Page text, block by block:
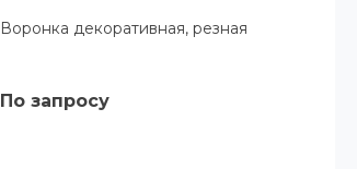
Воронка декоративная, резная
По запросу